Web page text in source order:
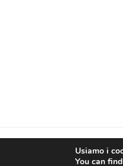
Ottica Tomarchio diUsiamo i
You can